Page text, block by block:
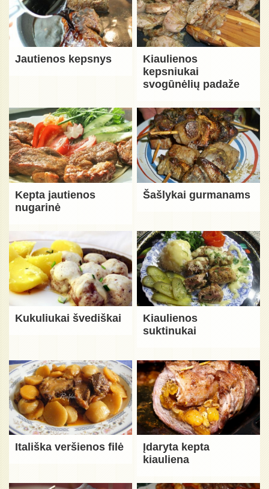
Jautienos kepsnys
Kiaulienos
kepsniukai
svogūnėlių padaže
Kepta jautienos
nugarinė
Šašlykai gurmanams
Kukuliukai švediškai
Kiaulienos
suktinukai
Itališka veršienos filė
Įdaryta kepta
kiauliena